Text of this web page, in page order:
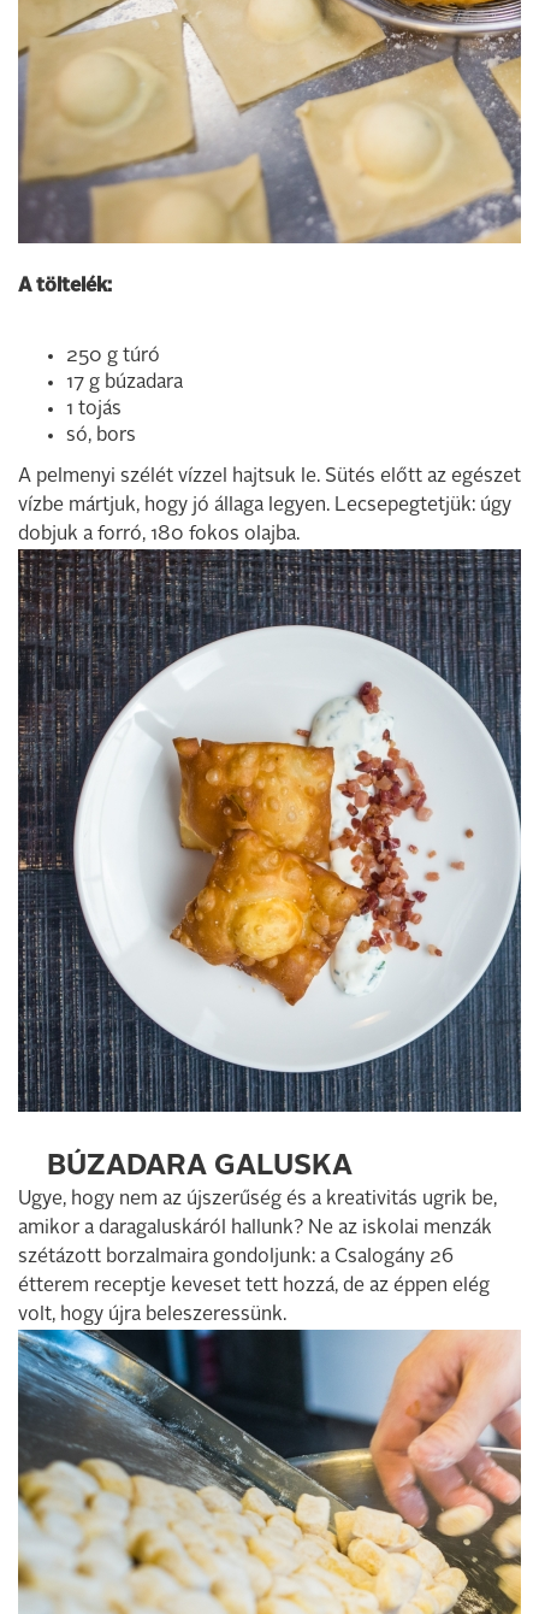
A töltelék:
250 g túró
17 g búzadara
1 tojás
só, bors
A pelmenyi szélét vízzel hajtsuk le. Sütés előtt az egészet
vízbe mártjuk, hogy jó állaga legyen. Lecsepegtetjük: úgy
dobjuk a forró, 180 fokos olajba.
BÚZADARA GALUSKA
Ugye, hogy nem az újszerűség és a kreativitás ugrik be,
amikor a daragaluskáról hallunk? Ne az iskolai menzák
szétázott borzalmaira gondoljunk: a Csalogány 26
étterem receptje keveset tett hozzá, de az éppen elég
volt, hogy újra beleszeressünk.